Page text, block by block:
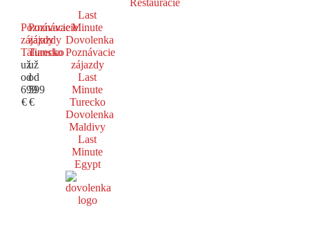
Poznávacie
zájazdy
Taliansko
už
od
699
€
Poznávacie
zájazdy
Turecko
už
od
599
€
Last
Minute
Dovolenka
Poznávacie
zájazdy
Last
Minute
Turecko
Dovolenka
Maldivy
Last
Minute
Egypt